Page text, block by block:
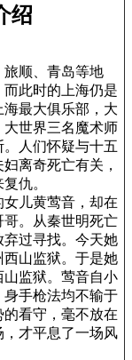
绍
顺、青岛等地
此时的上海仍是
最大俱乐部，大
世界三名魔术师
人们怀疑与十五
离奇死亡有关，
仇。
儿黄莺音，却在
哥。从秦世明死亡
过寻找。今天她
山监狱。于是她
监狱。莺音自小
手枪法均不输于
看守，毫不放在
，才平息了一场风